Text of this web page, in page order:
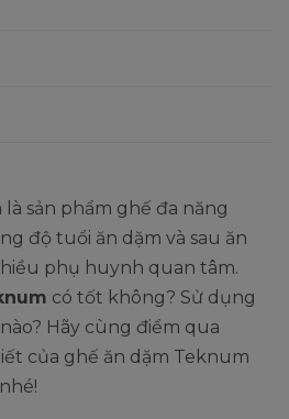
sản phẩm ghế đa năng
độ tuổi ăn dặm và sau ăn
phụ huynh quan tâm.
có tốt không? Sử dụng
Hãy cùng điểm qua
của ghế ăn dặm Teknum